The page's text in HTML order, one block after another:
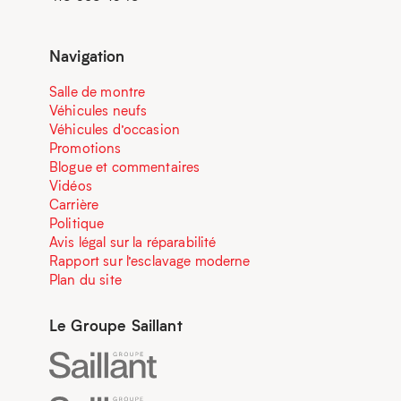
Navigation
Salle de montre
Véhicules neufs
Véhicules d’occasion
Promotions
Blogue et commentaires
Vidéos
Carrière
Politique
Avis légal sur la réparabilité
Rapport sur l’esclavage moderne
Plan du site
Le Groupe Saillant